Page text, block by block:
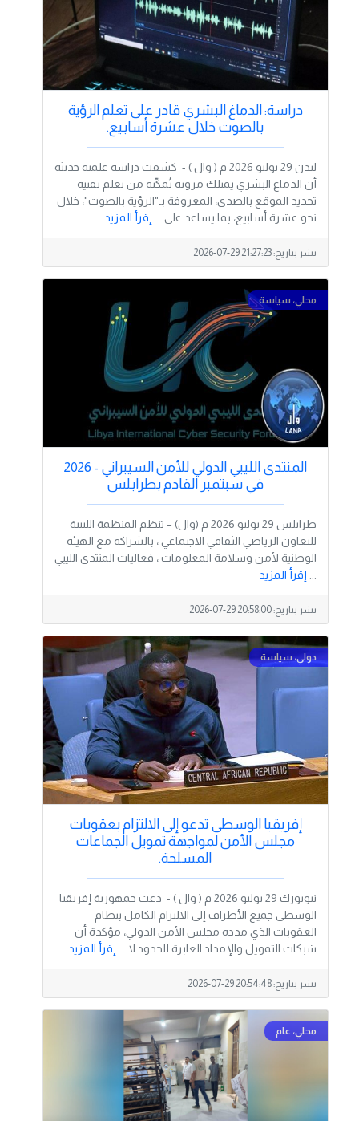
دراسة: الدماغ البشري قادر على تعلم الرؤية
بالصوت خلال عشرة أسابيع.
لندن 29 يوليو 2026 م ( وال ) - كشفت دراسة علمية حديثة
أن الدماغ البشري يمتلك مرونة تُمكّنه من تعلم تقنية
تحديد الموقع بالصدى، المعروفة بـ"الرؤية بالصوت"، خلال
نحو عشرة أسابيع، بما يساعد على ...
إقرأ المزيد
نشر بتاريخ:2026-07-29 21:27:23
المنتدى الليبي الدولي للأمن السيبراني - 2026
في سبتمبر القادم بطرابلس
طرابلس 29 يوليو 2026 م (وال) – تنظم المنظمة الليبية
للتعاون الرياضي الثقافي الاجتماعي ، بالشراكة مع الهيئة
الوطنية لأمن وسلامة المعلومات ، فعاليات المنتدى الليبي
إقرأ المزيد
نشر بتاريخ:2026-07-29 20:58:00
إفريقيا الوسطى تدعو إلى الالتزام بعقوبات
مجلس الأمن لمواجهة تمويل الجماعات
المسلحة.
نيويورك 29 يوليو 2026 م ( وال ) - دعت جمهورية إفريقيا
الوسطى جميع الأطراف إلى الالتزام الكامل بنظام
العقوبات الذي مدده مجلس الأمن الدولي، مؤكدة أن
شبكات التمويل والإمداد العابرة للحدود لا ...
إقرأ المزيد
نشر بتاريخ:2026-07-29 20:54:48